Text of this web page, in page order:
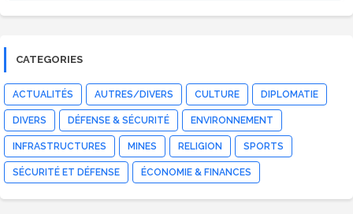
CATEGORIES
ACTUALITÉS AUTRES/DIVERS CULTURE DIPLOMATIE
DIVERS DÉFENSE & SÉCURITÉ ENVIRONNEMENT
INFRASTRUCTURES MINES RELIGION SPORTS
SÉCURITÉ ET DÉFENSE ÉCONOMIE & FINANCES